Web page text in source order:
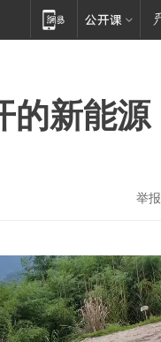
的新能源
举报